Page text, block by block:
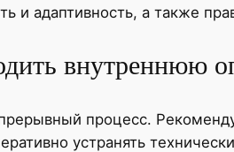
и адаптивность, а также
внутреннюю
процесс.
устранять